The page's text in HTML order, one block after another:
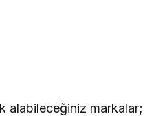
alabileceğiniz markalar;